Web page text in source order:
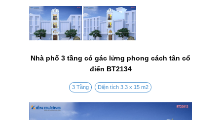
Nhà phố 3 tầng có gác lửng phong cách tân cổ
điển BT2134
3 Tầng Diện tích 3.3 x 15 m2